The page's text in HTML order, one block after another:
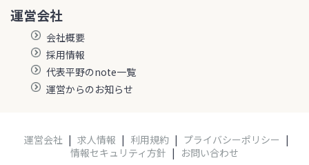
運営会社
会社概要
採用情報
代表平野のnote一覧
運営からのお知らせ
運営会社 | 求人情報 | 利用規約 | プライバシーポリシー |
情報セキュリティ方針 | お問い合わせ